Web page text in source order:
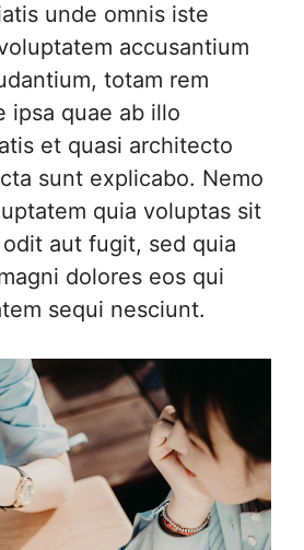
unde omnis iste
accusantium
totam rem
ipsa quae ab illo
et quasi architecto
sunt explicabo. Nemo
quia voluptas sit
aut fugit, sed quia
dolores eos qui
sequi nesciunt.